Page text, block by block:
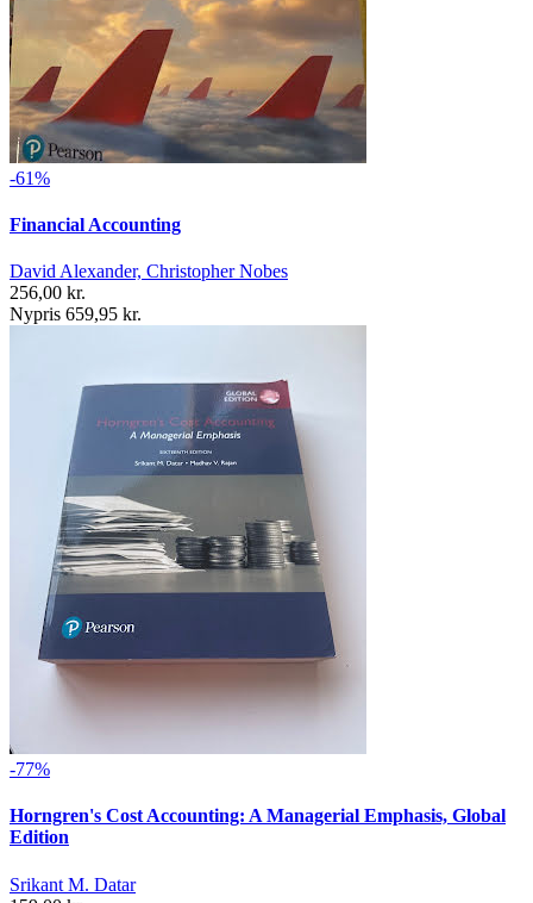
-61%
Financial Accounting
David Alexander, Christopher Nobes
256,00 kr.
Nypris 659,95 kr.
-77%
Horngren's Cost Accounting: A Managerial Emphasis, Global
Edition
Srikant M. Datar